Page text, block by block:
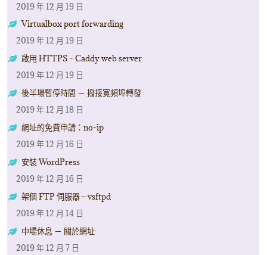
2019 年 12 月 19 日
Virtualbox port forwarding
2019 年 12 月 19 日
啟用 HTTPS – Caddy web server
2019 年 12 月 19 日
後半場暫停時間 － 撥接寛頻埠轉發
2019 年 12 月 18 日
網址的免費申請：no-ip
2019 年 12 月 16 日
安裝 WordPress
2019 年 12 月 16 日
架個 FTP 伺服器－vsftpd
2019 年 12 月 14 日
中場休息 － 關於網址
2019 年 12 月 7 日